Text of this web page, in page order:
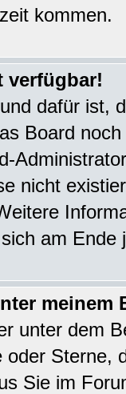
kommen.
verfügbar!
dafür ist,
Board
nicht
am Ende
meinem
unter dem
Sterne,
Sie im